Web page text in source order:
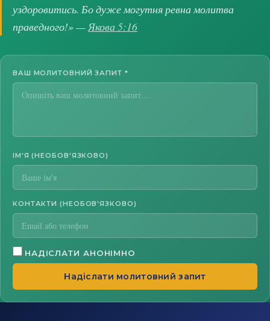
уздоровитись. Бо дуже могутня ревна молитва
праведного!» — Якова 5:16
ВАШ МОЛИТОВНИЙ ЗАПИТ *
ІМ'Я (НЕОБОВ'ЯЗКОВО)
КОНТАКТИ (НЕОБОВ'ЯЗКОВО)
НАДІСЛАТИ АНОНІМНО
Надіслати молитовний запит